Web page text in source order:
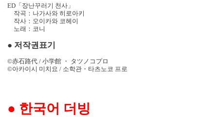
ED 「장난꾸러기 천사」
작곡：나가사와 히로아키
작사：오이카와 코헤이
노래：코니
● 저작권표기
©赤石路代 / 小学館 ・ タツノコプロ
©아카이시 미치요 / 소학관 ・ 타츠노코 프로
● 한국어 더빙